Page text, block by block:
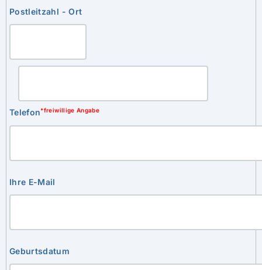
Postleitzahl - Ort
Telefon*freiwillige Angabe
Ihre E-Mail
Geburtsdatum